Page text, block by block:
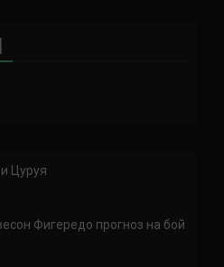
Цуруя
Фигередо прогноз на бой